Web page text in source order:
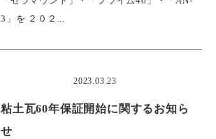
3」を ２０２...
2023.03.23
粘土瓦60年保証開始に関するお知ら
せ